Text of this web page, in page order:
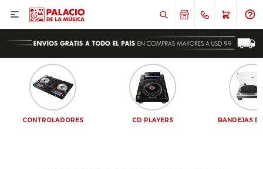

CONTROLADORES CD PLAYERS BANDEJAS